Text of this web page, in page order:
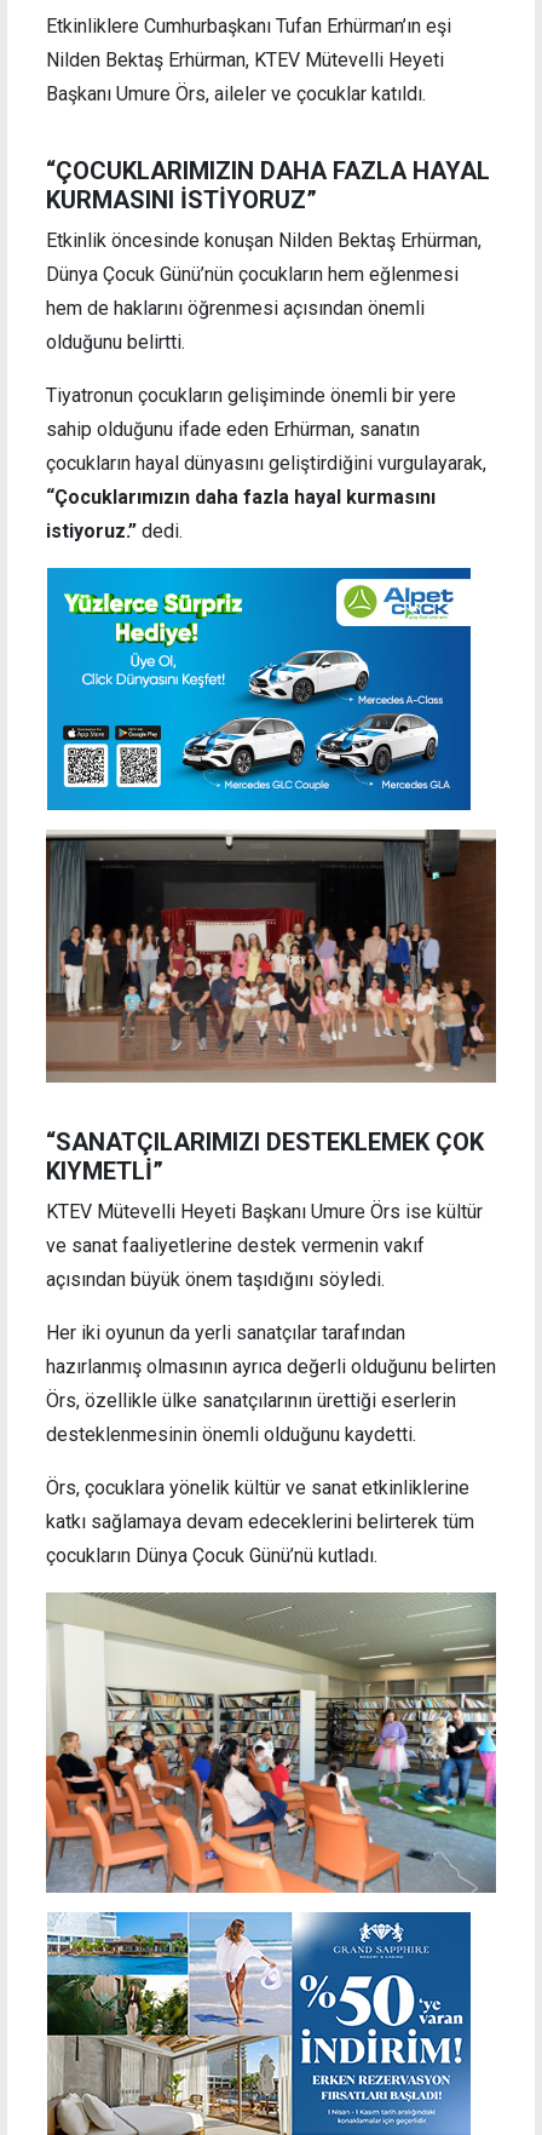
Etkinliklere Cumhurbaşkanı Tufan Erhürman’ın eşi
Nilden Bektaş Erhürman, KTEV Mütevelli Heyeti
Başkanı Umure Örs, aileler ve çocuklar katıldı.
“ÇOCUKLARIMIZIN DAHA FAZLA HAYAL
KURMASINI İSTİYORUZ”
Etkinlik öncesinde konuşan Nilden Bektaş Erhürman,
Dünya Çocuk Günü’nün çocukların hem eğlenmesi
hem de haklarını öğrenmesi açısından önemli
olduğunu belirtti.
Tiyatronun çocukların gelişiminde önemli bir yere
sahip olduğunu ifade eden Erhürman, sanatın
çocukların hayal dünyasını geliştirdiğini vurgulayarak,
“Çocuklarımızın daha fazla hayal kurmasını
istiyoruz.” dedi.
“SANATÇILARIMIZI DESTEKLEMEK ÇOK
KIYMETLİ”
KTEV Mütevelli Heyeti Başkanı Umure Örs ise kültür
ve sanat faaliyetlerine destek vermenin vakıf
açısından büyük önem taşıdığını söyledi.
Her iki oyunun da yerli sanatçılar tarafından
hazırlanmış olmasının ayrıca değerli olduğunu belirten
Örs, özellikle ülke sanatçılarının ürettiği eserlerin
desteklenmesinin önemli olduğunu kaydetti.
Örs, çocuklara yönelik kültür ve sanat etkinliklerine
katkı sağlamaya devam edeceklerini belirterek tüm
çocukların Dünya Çocuk Günü’nü kutladı.